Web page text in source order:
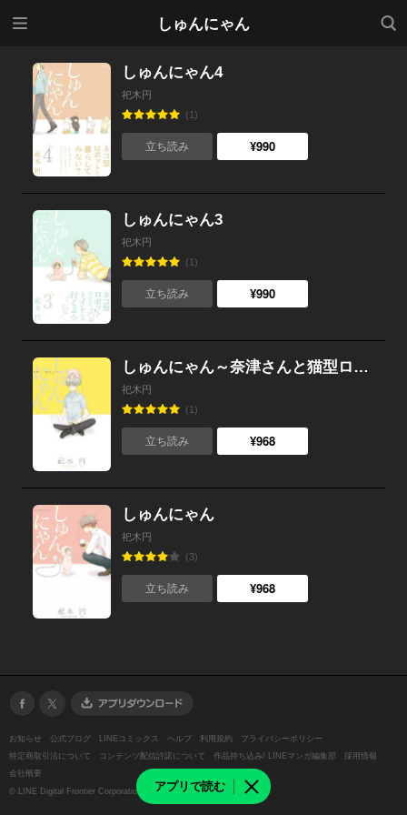
しゅんにゃん
検索
アプリで読む
しゅんにゃん4
祀木円
(1)
立ち読み ¥990
しゅんにゃん3
祀木円
(1)
立ち読み ¥990
しゅんにゃん～奈津さんと猫型ロボット～
祀木円
(1)
立ち読み ¥968
しゅんにゃん
祀木円
(3)
立ち読み ¥968
お知らせ 公式ブログ LINEコミックス ヘルプ 利用規約
プライバシーポリシー
特定商取引法について
コンテンツ配信許諾について 作品持ち込み/ LINEマンガ編集部
採用情報
会社概要
© LINE Digital Frontier Corporation